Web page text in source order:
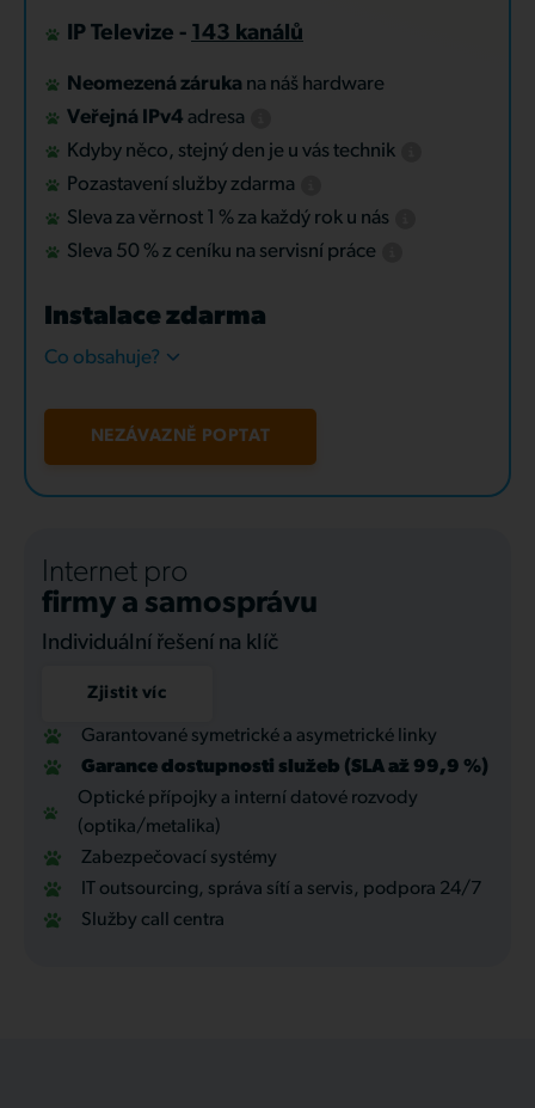
IP Televize - 143 kanálů
Neomezená záruka na náš hardware
Veřejná IPv4 adresa
Kdyby něco, stejný den je u vás technik
Pozastavení služby zdarma
Sleva za věrnost 1 % za každý rok u nás
Sleva 50 % z ceníku na servisní práce
Instalace zdarma
Co obsahuje?
NEZÁVAZNĚ POPTAT
Internet pro
firmy a samosprávu
Individuální řešení na klíč
Zjistit víc
Garantované symetrické a asymetrické linky
Garance dostupnosti služeb (SLA až 99,9 %)
Optické přípojky a interní datové rozvody
(optika/metalika)
Zabezpečovací systémy
IT outsourcing, správa sítí a servis, podpora 24/7
Služby call centra